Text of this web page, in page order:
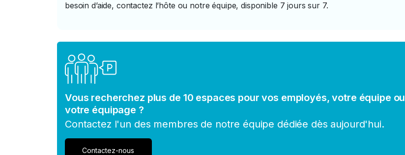
besoin d’aide, contactez l’hôte ou notre équipe, disponible 7 jours sur 7.
Vous recherchez plus de 10 espaces pour vos employés, votre équipe ou
votre équipage ?
Contactez l'un des membres de notre équipe dédiée dès aujourd'hui.
Contactez-nous